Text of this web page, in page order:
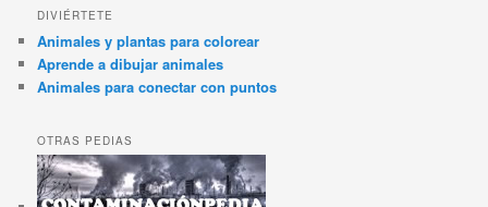
DIVIÉRTETE
Animales y plantas para colorear
Aprende a dibujar animales
Animales para conectar con puntos
OTRAS PEDIAS